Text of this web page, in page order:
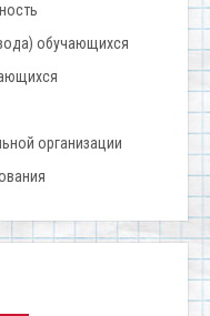
обучающихся
организации